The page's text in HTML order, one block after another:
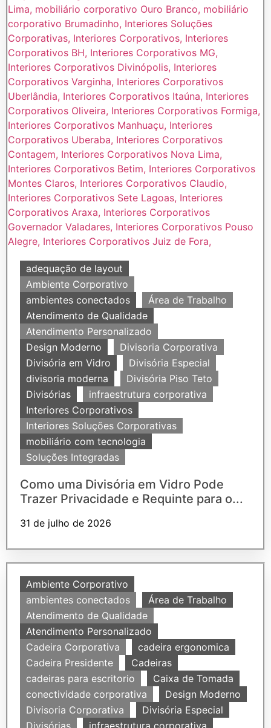
adequação de layout
Ambiente Corporativo
ambientes conectados
Área de Trabalho
Atendimento de Qualidade
Atendimento Personalizado
Design Moderno
Divisoria Corporativa
Divisória em Vidro
Divisória Especial
divisoria moderna
Divisória Piso Teto
Divisórias
infraestrutura corporativa
Interiores Corporativos
Interiores Soluções Corporativas
mobiliário com tecnologia
Soluções Integradas
Como uma Divisória em Vidro Pode
Trazer Privacidade e Requinte para o...
31 de julho de 2026
Ambiente Corporativo
ambientes conectados
Área de Trabalho
Atendimento de Qualidade
Atendimento Personalizado
Cadeira Corporativa
cadeira ergonomica
Cadeira Presidente
Cadeiras
cadeiras para escritorio
Caixa de Tomada
conectividade corporativa
Design Moderno
Divisoria Corporativa
Divisória Especial
Divisórias
infraestrutura corporativa